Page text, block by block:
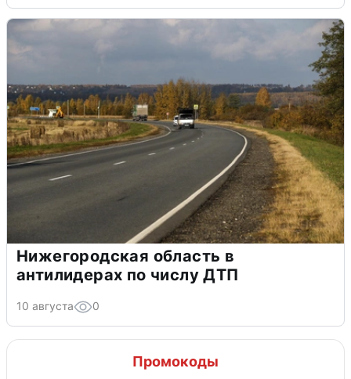
Нижегородская область в
антилидерах по числу ДТП
10 августа 0
Промокоды